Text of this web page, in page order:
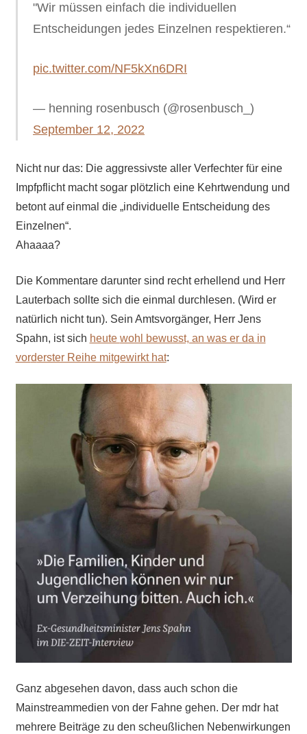
"Wir müssen einfach die individuellen
Entscheidungen jedes Einzelnen respektieren.“
pic.twitter.com/NF5kXn6DRI
— henning rosenbusch (@rosenbusch_)
September 12, 2022
Nicht nur das: Die aggressivste aller Verfechter für eine
Impfpflicht macht sogar plötzlich eine Kehrtwendung und
betont auf einmal die „individuelle Entscheidung des
Einzelnen“.
Ahaaaa?
Die Kommentare darunter sind recht erhellend und Herr
Lauterbach sollte sich die einmal durchlesen. (Wird er
natürlich nicht tun). Sein Amtsvorgänger, Herr Jens
Spahn, ist sich heute wohl bewusst, an was er da in
vorderster Reihe mitgewirkt hat:
Ganz abgesehen davon, dass auch schon die
Mainstreammedien von der Fahne gehen. Der mdr hat
mehrere Beiträge zu den scheußlichen Nebenwirkungen